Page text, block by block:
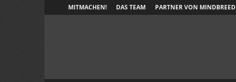
MITMACHEN! DAS TEAM PARTNER VON MINDBREED